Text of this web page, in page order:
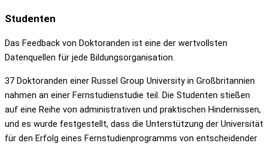
Studenten
Das Feedback von Doktoranden ist eine der wertvollsten
Datenquellen für jede Bildungsorganisation.
37 Doktoranden einer Russel Group University in Großbritannien
nahmen an einer Fernstudienstudie teil. Die Studenten stießen
auf eine Reihe von administrativen und praktischen Hindernissen,
und es wurde festgestellt, dass die Unterstützung der Universität
für den Erfolg eines Fernstudienprogramms von entscheidender